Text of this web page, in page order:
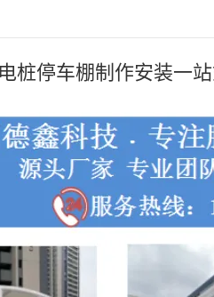
桩停车棚制作安装一